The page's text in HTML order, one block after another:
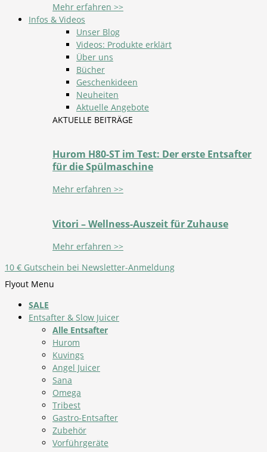
Mehr erfahren >>
Infos & Videos
Unser Blog
Videos: Produkte erklärt
Über uns
Bücher
Geschenkideen
Neuheiten
Aktuelle Angebote
AKTUELLE BEITRÄGE
Hurom H80-ST im Test: Der erste Entsafter
für die Spülmaschine
Mehr erfahren >>
Vitori – Wellness-Auszeit für Zuhause
Mehr erfahren >>
10 € Gutschein bei Newsletter-Anmeldung
Flyout Menu
SALE
Entsafter & Slow Juicer
Alle Entsafter
Hurom
Kuvings
Angel Juicer
Sana
Omega
Tribest
Gastro-Entsafter
Zubehör
Vorführgeräte